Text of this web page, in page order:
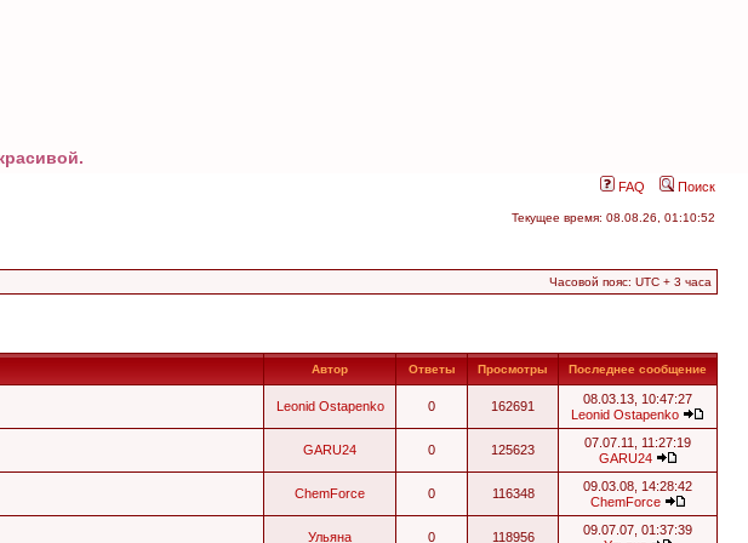
FAQ Поиск
Текущее время: 08.08.26, 01:10:52
Часовой пояс: UTC + 3 часа
Автор Ответы Просмотры Последнее сообщение
Leonid Ostapenko 0 162691
08.03.13, 10:47:27
Leonid Ostapenko
GARU24 0 125623
07.07.11, 11:27:19
GARU24
ChemForce 0 116348
09.03.08, 14:28:42
ChemForce
Ульяна 0 118956
09.07.07, 01:37:39